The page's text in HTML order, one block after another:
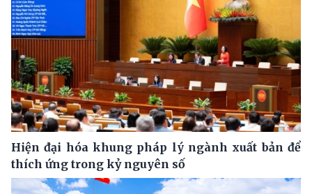
Hiện đại hóa khung pháp lý ngành xuất bản để
thích ứng trong kỷ nguyên số